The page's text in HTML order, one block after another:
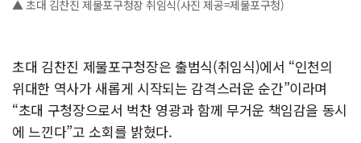
▲ 초대 김찬진 제물포구청장 취임식(사진 제공=제물포구청)
초대 김찬진 제물포구청장은 출범식(취임식)에서 “인천의
위대한 역사가 새롭게 시작되는 감격스러운 순간”이라며
“초대 구청장으로서 벅찬 영광과 함께 무거운 책임감을 동시
에 느낀다”고 소회를 밝혔다.